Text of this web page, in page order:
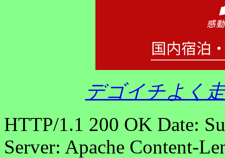
デゴイチよく
HTTP/1.1 200 OK Date:
Server: Apache Content-